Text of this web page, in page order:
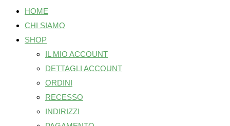
HOME
CHI SIAMO
SHOP
IL MIO ACCOUNT
DETTAGLI ACCOUNT
ORDINI
RECESSO
INDIRIZZI